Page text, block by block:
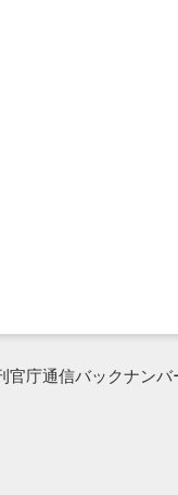
官庁通信バックナンバ